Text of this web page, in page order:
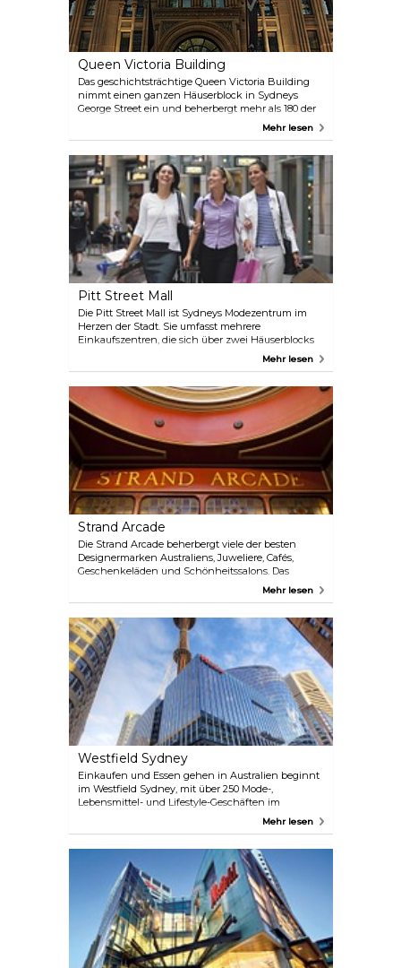
Queen Victoria Building
Das geschichtsträchtige Queen Victoria Building
nimmt einen ganzen Häuserblock in Sydneys
George Street ein und beherbergt mehr als 180 der
Room können Sie einen Morgen- oder
Nachmittagstee genießen.
Mehr lesen
Pitt Street Mall
Die Pitt Street Mall ist Sydneys Modezentrum im
Herzen der Stadt. Sie umfasst mehrere
Einkaufszentren, die sich über zwei Häuserblocks
erstrecken, darunter das stilvolle Westfield Sydney,
Boutiquen und Geschäften dieses reizvollen
Einkaufsviertels finden Sie alle internationalen Top-
Marken und -Labels sowie die besten lokalen
Designer.
Mehr lesen
Strand Arcade
Die Strand Arcade beherbergt viele der besten
Designermarken Australiens, Juweliere, Cafés,
Geschenkeläden und Schönheitssalons. Das
majestätische viktorianische Gebäude liegt mitten
in der Stadt Sydney an der belebten Pitt Street Mall
dort seit Jahrzehnten ansässig sind. Die 1891
errichtete und 1892 eröffnete Strand Arcade war die
letzte der im viktorianischen Sydney erbauten
Einkaufspassagen und ist die einzige, die heute
noch in ihrer ursprünglichen Form erhalten ist.
Mehr lesen
Westfield Sydney
Einkaufen und Essen gehen in Australien beginnt
im Westfield Sydney, mit über 250 Mode-,
Lebensmittel- und Lifestyle-Geschäften im
Zentrum von Sydney. Mit einer Mischung aus
drei Ebenen mit Restaurants ist Westfield Sydney
das ultimative Einkaufs- und Essensziel. Um
Besucher in Sydney willkommen zu heißen, hat
Westfield die Westfield Sydney Privilege Card
entwickelt, die Besuchern exklusive Rabatte,
Sonderangebote und Zugang zum Concierge-Team
vor Ort bietet. Die Westfield Sydney Privilege Card
ist für auswärtige Gäste gegen Vorlage ihres
Führerscheins oder Reisepasses am
Mehr lesen